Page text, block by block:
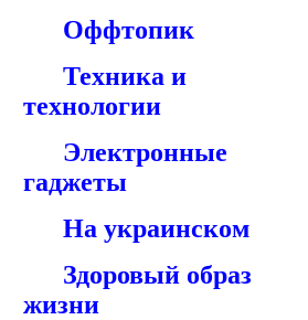
Оффтопик
Техника и
технологии
Электронные
гаджеты
На украинском
Здоровый образ
жизни